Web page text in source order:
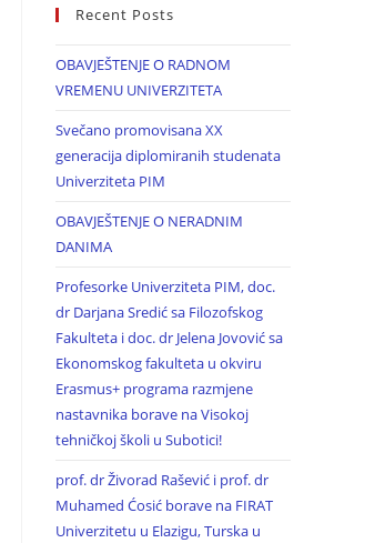
Recent Posts
OBAVJEŠTENJE O RADNOM
VREMENU UNIVERZITETA
Svečano promovisana XX
generacija diplomiranih studenata
Univerziteta PIM
OBAVJEŠTENJE O NERADNIM
DANIMA
Profesorke Univerziteta PIM, doc.
dr Darjana Sredić sa Filozofskog
Fakulteta i doc. dr Jelena Jovović sa
Ekonomskog fakulteta u okviru
Erasmus+ programa razmjene
nastavnika borave na Visokoj
tehničkoj školi u Subotici!
prof. dr Živorad Rašević i prof. dr
Muhamed Ćosić borave na FIRAT
Univerzitetu u Elazigu, Turska u